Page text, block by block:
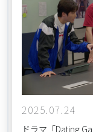
2025.07.24
ドラマ「Dating